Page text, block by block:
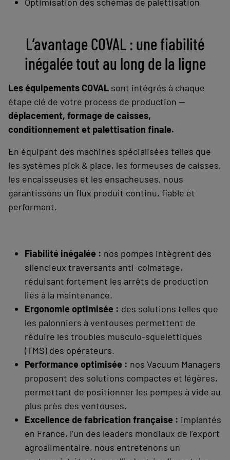
L’avantage COVAL : une fiabilité
inégalée tout au long de la ligne
Les équipements COVAL sont intégrés à chaque
étape clé de votre process de production —
déplacement, formage de caisses,
conditionnement et palettisation finale.
En équipant des machines spécialisées telles que
les systèmes pick & place, les formeuses de caisses,
les encaisseuses et les ensacheuses, nous
garantissons un flux produit continu, fiable et
performant.
Fiabilité inégalée : nos pompes intègrent des
silencieux traversants anti-colmatage,
réduisant fortement les arrêts de production
liés à la maintenance.
Ergonomie optimisée : des solutions telles que
les palonniers à ventouses permettent de
réduire les troubles musculo-squelettiques
(TMS) des opérateurs.
Performance optimisée : nos Vacuum Managers
proposent des solutions compactes et légères,
permettant de positionner les pompes à vide au
plus près des ventouses.
Excellence de fabrication française : implantés
en France, l’un des leaders mondiaux de l’export
agroalimentaire, nous entretenons un